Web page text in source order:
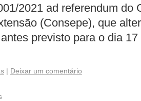
2021 ad referendum do
(Consepe), que
previsto para o dia
| Deixar um comentário